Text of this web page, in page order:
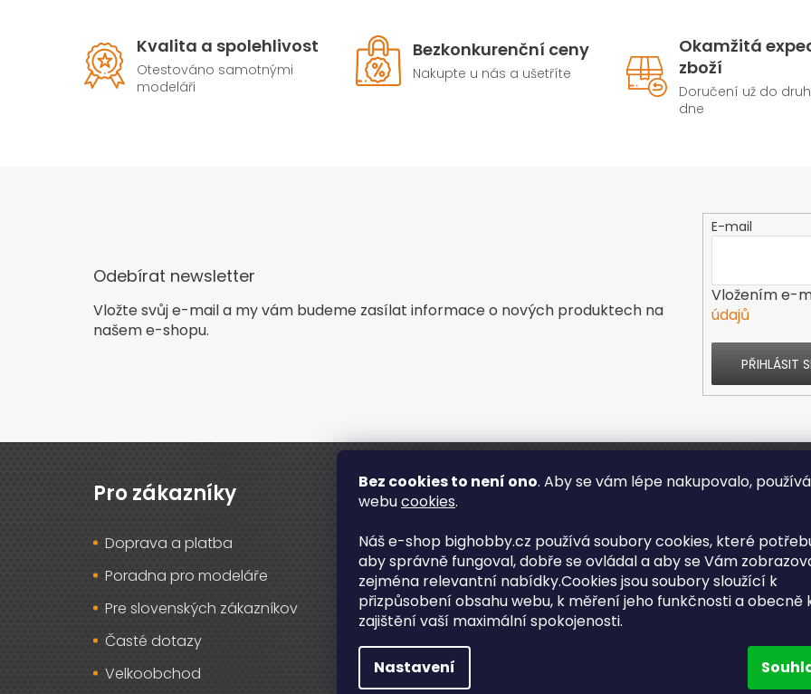
Bez cookies to není ono. Aby se vám lépe nakupovalo,
webucookies.
Náš e-shop bighobby.cz používá soubory cookies, které
aby správně fungoval, dobře se ovládal a aby se Vám
zejména relevantní nabídky.Cookies jsou soubory sloužící k
přizpůsobení obsahu webu, k měření jeho funkčnosti a obecně
zajištění vaší maximální spokojenosti.
Nastavení
Kvalita a spolehlivost
Otestováno samotnými
modeláři
Bezkonkurenční ceny
Nakupte u nás a ušetříte
Okamžitá
zboží
Doručení už do
dne
Odebírat newsletter
Vložte svůj e-mail a my vám budeme zasílat informace o nových produktech na
našem e-shopu.
E-mail
Vložením e-
údajů
PŘIHLÁSIT
Z
Pro zákazníky
Doprava a platba
Poradna pro modeláře
Pre slovenských zákazníkov
Časté dotazy
Velkoobchod
O nás
O nás
Recenze obchodu
Záruční a pozáruční servis
Kontakty
Kontakt
731 019 093